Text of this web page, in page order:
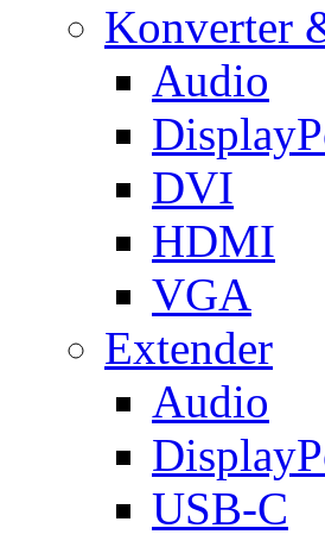
Konverter
Audio
DVI
HDMI
VGA
Extender
Audio
USB-C